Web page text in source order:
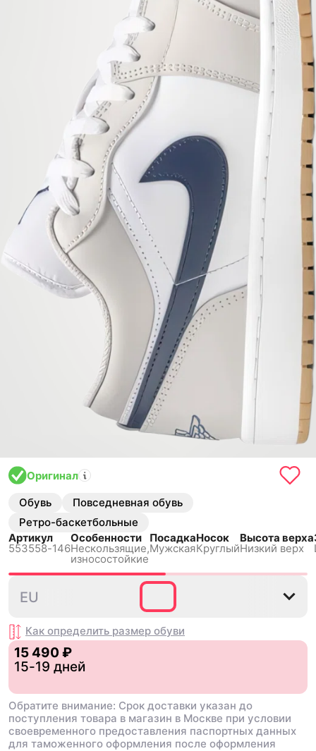
Оригинал
Обувь
Повседневная обувь
Ретро-баскетбольные
Артикул
553558-146
Особенности
Нескользящиe,
износостойкие
Посадка
Мужская
Носок
Круглый
Высота верха
Низкий верх
42.5
EU
Как определить размер обуви
15 490 ₽
15-19 дней
Обратите внимание: Срок доставки указан до
поступления товара в магазин в Москве при условии
своевременного предоставления паспортных данных
для таможенного оформления после оформления